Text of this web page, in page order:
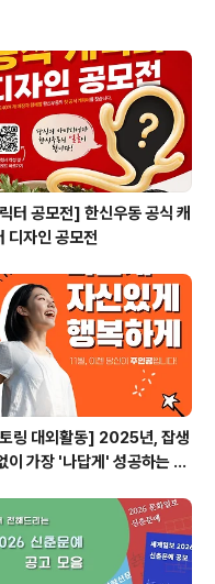
4. 1
폰 번
스 e카
Tall 기
터 공모전] 한신우동 공식 캐
디자인 공모전
링 대외활동] 2025년, 잡생
이 가장 '나답게' 성공하는 법